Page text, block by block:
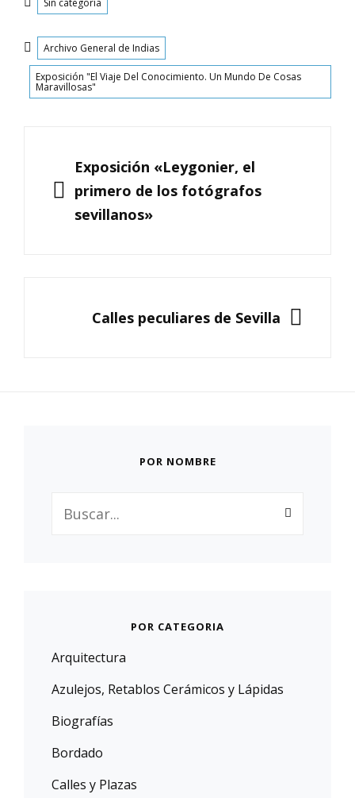
Etiquetas
Archivo General de Indias
Exposición "El Viaje Del Conocimiento. Un Mundo De Cosas
Maravillosas"
entradas
ANTERIOR
Exposición «Leygonier, el
primero de los fotógrafos
sevillanos»
SIGUIENTE
Calles peculiares de Sevilla
POR NOMBRE
POR CATEGORIA
Arquitectura
Azulejos, Retablos Cerámicos y Lápidas
Biografías
Bordado
Calles y Plazas